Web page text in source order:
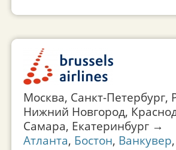
Москва, Санкт-Петербург,
Нижний Новгород,
Самара, Екатеринбург →
Атланта, Бостон, Ванкувер,